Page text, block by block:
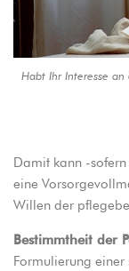
Habt Ihr Interesse
Damit kann -
eine
Willen der
Bestimmtheit der
Formulierung einer